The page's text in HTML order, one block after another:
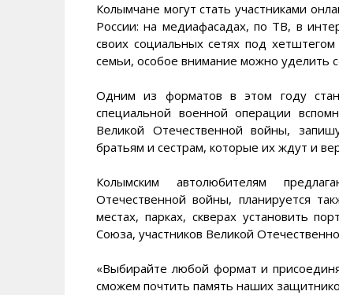
Колымчане могут стать участниками
России: на медиафасадах, по ТВ, в
своих социальных сетях под
семьи, особое внимание можно уделить
Одним из форматов в этом году
специальной военной операции
Великой Отечественной войны,
братьям и сестрам, которые их ждут и
Колымским автолюбителям
Отечественной войны, планируется
местах, парках, скверах установить
Союза, участников Великой
«Выбирайте любой формат и
сможем почтить память наших